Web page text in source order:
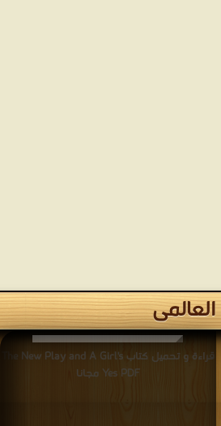
قراءة و تحميل كتاب The New Play and A Girl's
Yes PDF مجانا